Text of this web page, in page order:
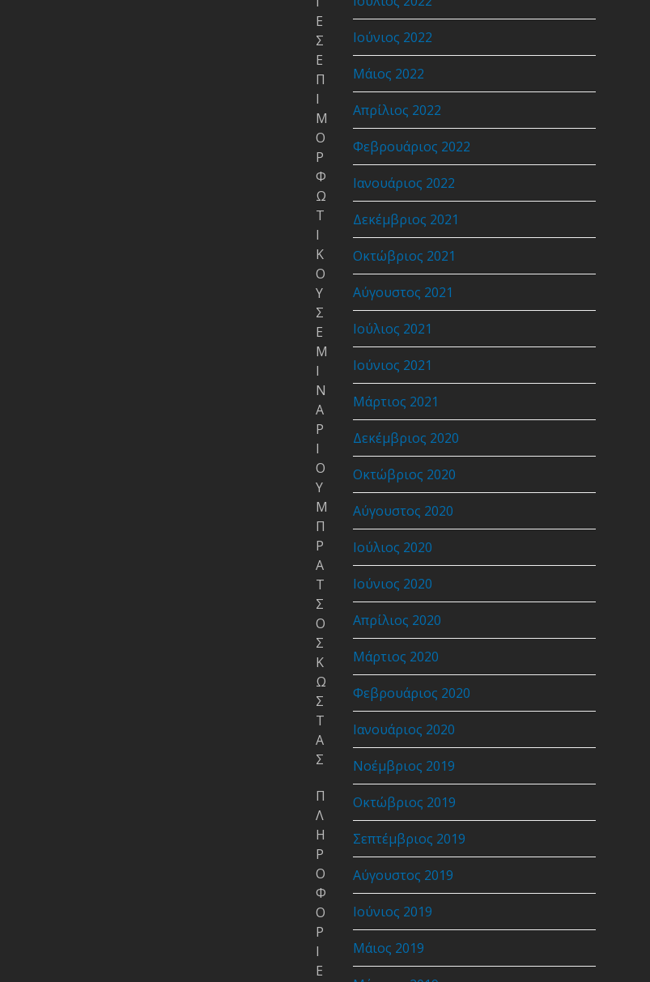
Ιούνιος 2022
Μάιος 2022
Απρίλιος 2022
Φεβρουάριος 2022
Ιανουάριος 2022
Δεκέμβριος 2021
Οκτώβριος 2021
Αύγουστος 2021
Ιούλιος 2021
Ιούνιος 2021
Μάρτιος 2021
Δεκέμβριος 2020
Οκτώβριος 2020
Αύγουστος 2020
Ιούλιος 2020
Ιούνιος 2020
Απρίλιος 2020
Μάρτιος 2020
Φεβρουάριος 2020
Ιανουάριος 2020
Νοέμβριος 2019
Οκτώβριος 2019
Σεπτέμβριος 2019
Αύγουστος 2019
Ιούνιος 2019
Μάιος 2019
Ε
Σ
Ε
Π
Ι
Μ
Ο
Ρ
Φ
Ω
Τ
Ι
Κ
Ο
Υ
Σ
Ε
Μ
Ι
Ν
Α
Ρ
Ι
Ο
Υ
Μ
Π
Ρ
Α
Τ
Σ
Ο
Σ
Κ
Ω
Σ
Τ
Α
Σ
Π
Λ
Η
Ρ
Ο
Φ
Ο
Ρ
Ι
Ε